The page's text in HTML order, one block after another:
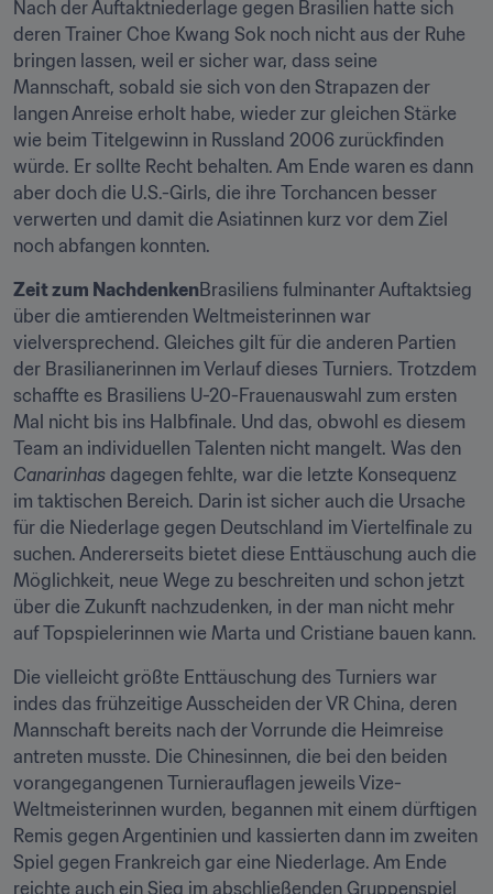
Nach der Auftaktniederlage gegen Brasilien hatte sich
deren Trainer Choe Kwang Sok noch nicht aus der Ruhe
bringen lassen, weil er sicher war, dass seine
Mannschaft, sobald sie sich von den Strapazen der
langen Anreise erholt habe, wieder zur gleichen Stärke
wie beim Titelgewinn in Russland 2006 zurückfinden
würde. Er sollte Recht behalten. Am Ende waren es dann
aber doch die U.S.-Girls, die ihre Torchancen besser
verwerten und damit die Asiatinnen kurz vor dem Ziel
noch abfangen konnten.
Zeit zum NachdenkenBrasiliens fulminanter Auftaktsieg
über die amtierenden Weltmeisterinnen war
vielversprechend. Gleiches gilt für die anderen Partien
der Brasilianerinnen im Verlauf dieses Turniers. Trotzdem
schaffte es Brasiliens U-20-Frauenauswahl zum ersten
Mal nicht bis ins Halbfinale. Und das, obwohl es diesem
Canarinhas dagegen fehlte, war die letzte Konsequenz
im taktischen Bereich. Darin ist sicher auch die Ursache
für die Niederlage gegen Deutschland im Viertelfinale zu
suchen. Andererseits bietet diese Enttäuschung auch die
Möglichkeit, neue Wege zu beschreiten und schon jetzt
über die Zukunft nachzudenken, in der man nicht mehr
auf Topspielerinnen wie Marta und Cristiane bauen kann.
Die vielleicht größte Enttäuschung des Turniers war
indes das frühzeitige Ausscheiden der VR China, deren
Mannschaft bereits nach der Vorrunde die Heimreise
antreten musste. Die Chinesinnen, die bei den beiden
vorangegangenen Turnierauflagen jeweils Vize-
Weltmeisterinnen wurden, begannen mit einem dürftigen
Remis gegen Argentinien und kassierten dann im zweiten
Spiel gegen Frankreich gar eine Niederlage. Am Ende
reichte auch ein Sieg im abschließenden Gruppenspiel